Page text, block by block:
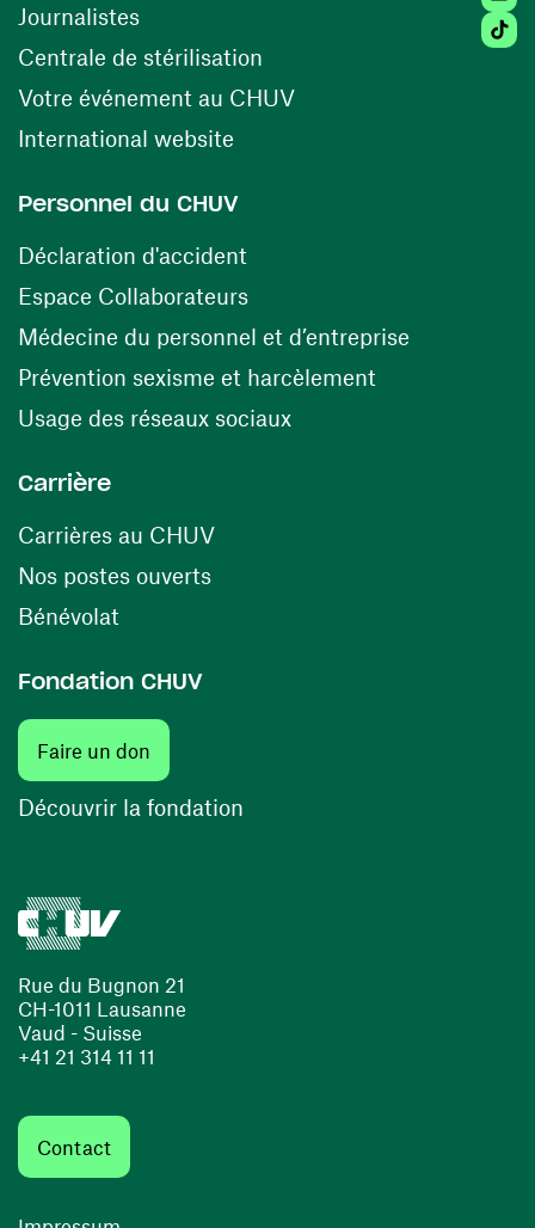
Rue du Bugnon 21
CH-1011 Lausanne
Vaud - Suisse
+41 21 314 11 11
Contact
Journalistes
Centrale de stérilisation (ouvre une nouvelle
Votre événement au CHUV(ouvre une nouvelle
International website
Personnel du CHUV
Déclaration d'accident
Espace Collaborateurs(ouvre une nouvelle fenêtre)
Médecine du personnel et d’entreprise
Prévention sexisme et harcèlement
Usage des réseaux sociaux(ouvre une nouvelle
Carrière
Carrières au CHUV(ouvre une nouvelle fenêtre)
Nos postes ouverts(ouvre une nouvelle fenêtre)
Bénévolat
Fondation CHUV
Faire un don
Découvrir la fondation